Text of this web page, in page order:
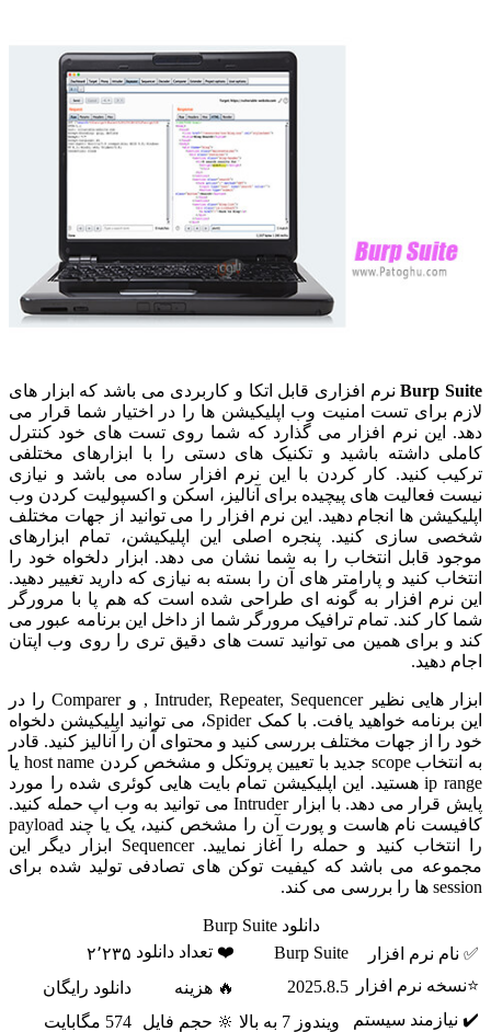
Burp Suiteنرم افزاری قابل اتکا و کاربردی می باشد که ابزار های
لازم برای تست امنیت وب اپلیکیشن ها را در اختیار شما قرار می
دهد. این نرم افزار می گذارد که شما روی تست های خود کنترل
کاملی داشته باشید و تکنیک های دستی را با ابزارهای مختلفی
ترکیب کنید. کار کردن با این نرم افزار ساده می باشد و نیازی
نیست فعالیت های پیچیده برای آنالیز، اسکن و اکسپولیت کردن وب
اپلیکیشن ها انجام دهید. این نرم افزار را می توانید از جهات مختلف
شخصی سازی کنید. پنجره اصلی این اپلیکیشن، تمام ابزارهای
موجود قابل انتخاب را به شما نشان می دهد. ابزار دلخواه خود را
انتخاب کنید و پارامتر های آن را بسته به نیازی که دارید تغییر دهید.
این نرم افزار به گونه ای طراحی شده است که هم پا با مرورگر
شما کار کند. تمام ترافیک مرورگر شما از داخل این برنامه عبور می
کند و برای همین می توانید تست های دقیق تری را روی وب اپتان
اجام دهید.
ابزار هایی نظیر Intruder, Repeater, Sequencer , و Comparer را در
این برنامه خواهید یافت. با کمک Spider، می توانید اپلیکیشن دلخواه
خود را از جهات مختلف بررسی کنید و محتوای آن را آنالیز کنید. قادر
به انتخاب scope جدید با تعیین پروتکل و مشخص کردن host name یا
ip range هستید. این اپلیکیشن تمام بایت هایی کوئری شده را مورد
پایش قرار می دهد. با ابزار Intruder می توانید به وب اپ حمله کنید.
کافیست نام هاست و پورت آن را مشخص کنید، یک یا چند payload
را انتخاب کنید و حمله را آغاز نمایید. Sequencer ابزار دیگر این
مجموعه می باشد که کیفیت توکن های تصادفی تولید شده برای
session ها را بررسی می کند.
دانلود Burp Suite
✅ نام نرم افزار
Burp Suite ❤️ تعداد دانلود ۲٬۲۳۵
⭐نسخه نرم افزار
2025.8.5 🔥 هزینه
دانلود رایگان
✔️ نیازمند سیستم
ویندوز 7 به بالا 🔆 حجم فایل 574 مگابایت